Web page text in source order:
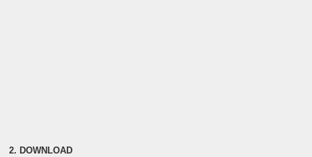
2. DOWNLOAD